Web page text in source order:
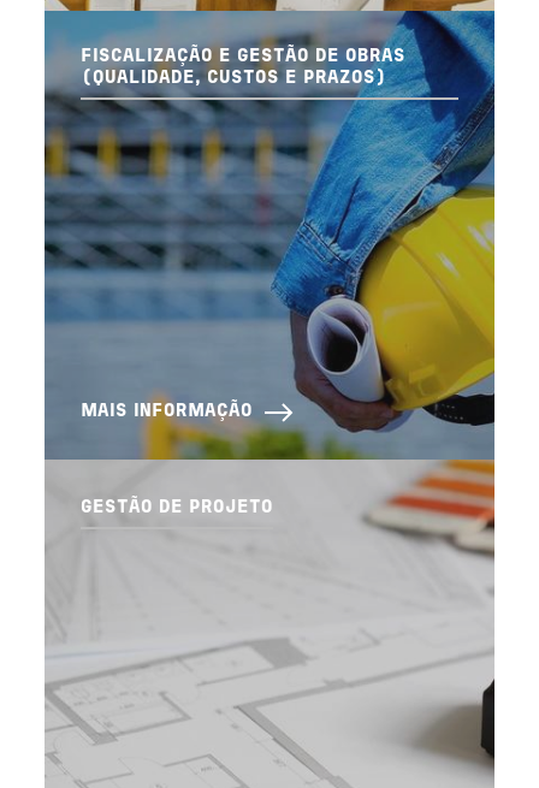
FISCALIZAÇÃO E GESTÃO DE OBRAS
(QUALIDADE, CUSTOS E PRAZOS)
MAIS INFORMAÇÃO
GESTÃO DE PROJETO